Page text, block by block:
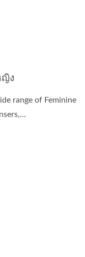
ง
range of Feminine